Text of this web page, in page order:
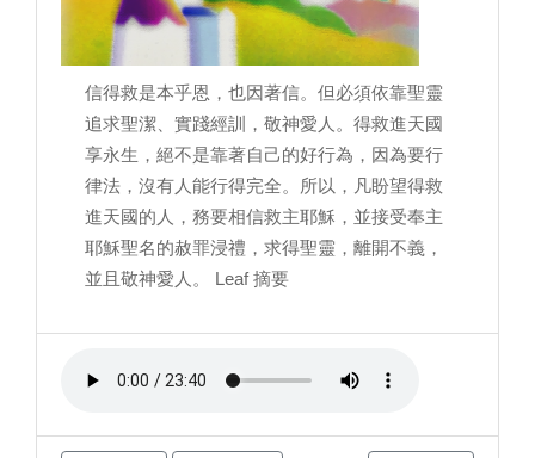
信得救是本乎恩，也因著信。但必須依靠聖靈
追求聖潔、實踐經訓，敬神愛人。得救進天國
享永生，絕不是靠著自己的好行為，因為要行
律法，沒有人能行得完全。所以，凡盼望得救
進天國的人，務要相信救主耶穌，並接受奉主
耶穌聖名的赦罪浸禮，求得聖靈，離開不義，
並且敬神愛人。 Leaf 摘要